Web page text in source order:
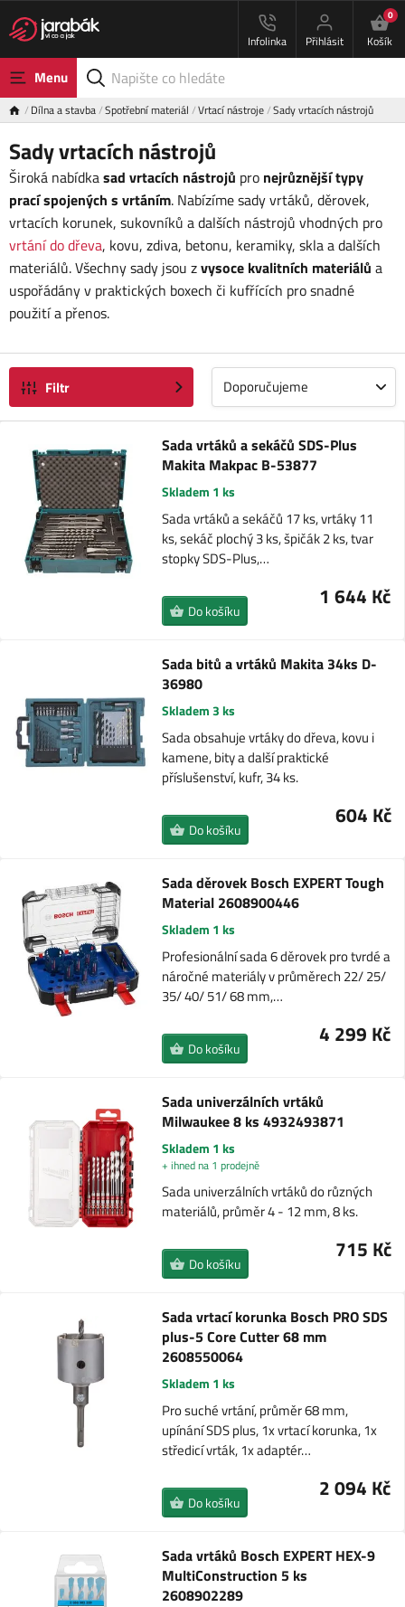
Infolinka Přihlásit
0
Košík
Menu
Dílna a stavba Spotřební materiál Vrtací nástroje Sady vrtacích nástrojů
Sady vrtacích nástrojů
Široká nabídkasad vrtacích nástrojů pro nejrůznější typy
prací spojených s vrtáním. Nabízíme sady vrtáků, děrovek,
vrtacích korunek, sukovníků a dalších nástrojů vhodných pro
vrtání do dřeva, kovu, zdiva, betonu, keramiky, skla a dalších
materiálů. Všechny sady jsou zvysoce kvalitních materiálů a
uspořádány v praktických boxech či kufřících pro snadné
použití a přenos.
Filtr Doporučujeme
Sada vrtáků a sekáčů SDS-Plus
Makita Makpac B-53877
Skladem 1 ks
Sada vrtáků a sekáčů 17 ks, vrtáky 11
ks, sekáč plochý 3 ks, špičák 2 ks, tvar
stopky SDS-Plus,…
1 644 Kč
Do košíku
Sada bitů a vrtáků Makita 34ks D-
36980
Skladem 3 ks
Sada obsahuje vrtáky do dřeva, kovu i
kamene, bity a další praktické
příslušenství, kufr, 34 ks.
604 Kč
Do košíku
Sada děrovek Bosch EXPERT Tough
Material 2608900446
Skladem 1 ks
Profesionální sada 6 děrovek pro tvrdé a
náročné materiály v průměrech 22/ 25/
35/ 40/ 51/ 68 mm,…
4 299 Kč
Do košíku
Sada univerzálních vrtáků
Milwaukee 8 ks 4932493871
Skladem 1 ks
+ ihned na 1 prodejně
Sada univerzálních vrtáků do různých
materiálů, průměr 4 - 12 mm, 8 ks.
715 Kč
Do košíku
Sada vrtací korunka Bosch PRO SDS
plus-5 Core Cutter 68 mm
2608550064
Skladem 1 ks
Pro suché vrtání, průměr 68 mm,
upínání SDS plus, 1x vrtací korunka, 1x
středicí vrták, 1x adaptér…
2 094 Kč
Do košíku
Sada vrtáků Bosch EXPERT HEX-9
MultiConstruction 5 ks
2608902289